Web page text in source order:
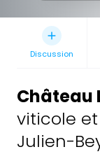
Discussion
Château
viticole
Julien-